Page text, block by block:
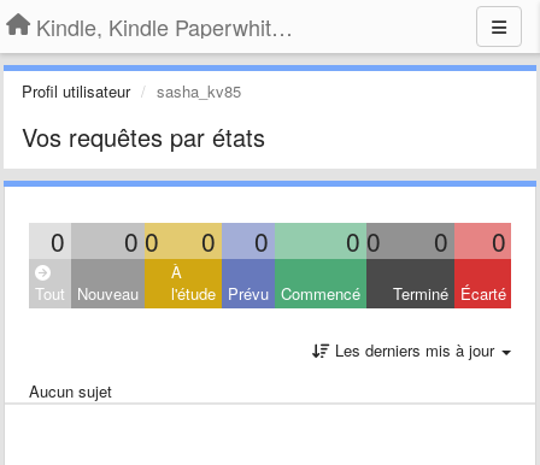
Kindle, Kindle Paperwhite, Kindle Voyage
Profil utilisateur sasha_kv85
Vos requêtes par états
0 0 0 0 0 0 0 0 0
Tout Nouveau
À
l'étude Prévu Commencé Terminé Écarté
Les derniers mis à jour
Aucun sujet